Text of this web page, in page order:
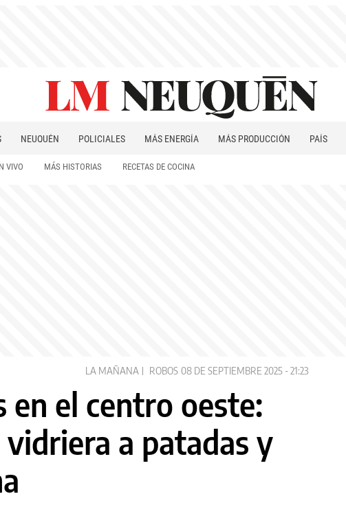
NEUQUÉN POLICIALES MÁS ENERGÍA MÁS PRODUCCIÓN PAÍS
VIVO MÁS HISTORIAS RECETAS DE COCINA
LA MAÑANA ROBOS 08 DE SEPTIEMBRE 2025 - 21:23
en el centro oeste:
a patadas y